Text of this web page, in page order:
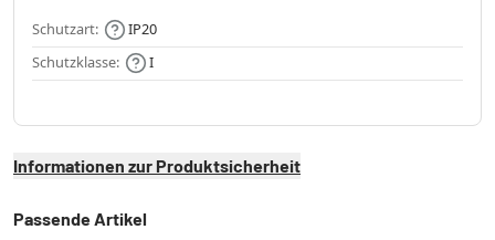
Schutzart:
IP20
Schutzklasse:
I
Informationen zur Produktsicherheit
Passende Artikel